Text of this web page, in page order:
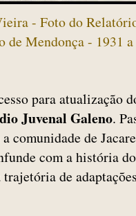
- Foto do
de Mendonça - 1931
para atualização
Juvenal Galeno.
comunidade de
com a história
de